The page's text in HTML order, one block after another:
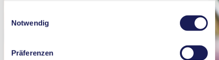
zusammen, die Sie ihnen bereitgestellt haben oder die
sie im Rahmen Ihrer Nutzung der Dienste gesammelt
haben. Sie können Ihre Einwilligung jederzeit widerrufen,
indem Sie auf „Cookies“ am Ende der Website klicken
Notwendig
Präferenzen